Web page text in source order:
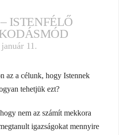
ISTENFÉLŐ
11.
az a célunk, hogy Istennek
tehetjük ezt?
nem az számít mekkora
igazságokat mennyire